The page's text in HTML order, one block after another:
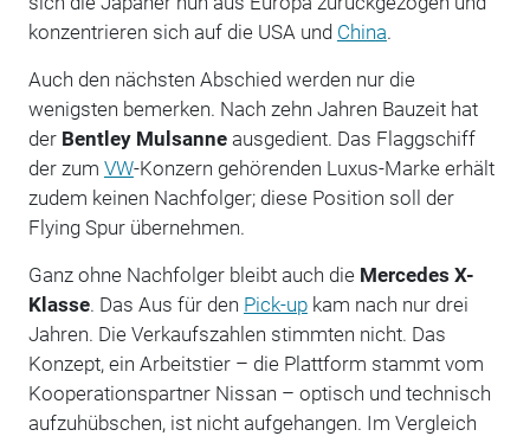
konzentrieren sich auf die USA und China.
Auch den nächsten Abschied werden nur die
wenigsten bemerken. Nach zehn Jahren Bauzeit hat
der Bentley Mulsanneausgedient. Das Flaggschiff
der zum VW-Konzern gehörenden Luxus-Marke erhält
zudem keinen Nachfolger; diese Position soll der
Flying Spur übernehmen.
Ganz ohne Nachfolger bleibt auch die Mercedes X-
Klasse. Das Aus für den Pick-upkam nach nur drei
Jahren. Die Verkaufszahlen stimmten nicht. Das
Konzept, ein Arbeitstier – die Plattform stammt vom
Kooperationspartner Nissan – optisch und technisch
aufzuhübschen, ist nicht aufgehangen. Im Vergleich